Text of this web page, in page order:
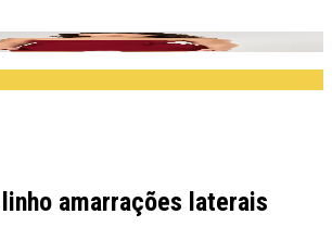
amarrações laterais